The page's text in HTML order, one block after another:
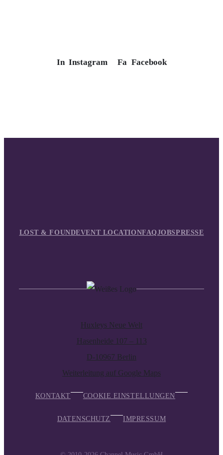
In Instagram Fa Facebook
LOST & FOUNDEVENT LOCATIONFAQJOBSPRESSE
Huxleys Neue Welt
Hasenheide 107 – 113
D-10967 Berlin
Weiterleitung auf Google Maps
KONTAKT COOKIE EINSTELLUNGEN
DATENSCHUTZ IMPRESSUM